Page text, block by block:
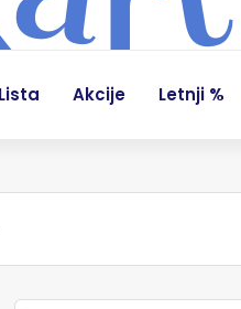
Akcije Letnji %